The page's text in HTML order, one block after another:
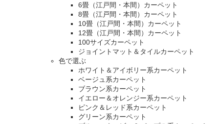
6畳（江戸間・本間）カーペット
8畳（江戸間・本間）カーペット
10畳（江戸間・本間）カーペット
12畳（江戸間・本間）カーペット
100サイズカーペット
ジョイントマット＆タイルカーペット
色で選ぶ
ホワイト＆アイボリー系カーペット
ベージュ系カーペット
ブラウン系カーペット
イエロー＆オレンジー系カーペット
ピンク＆レッド系カーペット
グリーン系カーペット